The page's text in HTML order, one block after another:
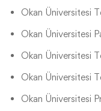
Okan Üniversitesi
Okan Üniversitesi
Okan Üniversitesi
Okan Üniversitesi
Okan Üniversitesi